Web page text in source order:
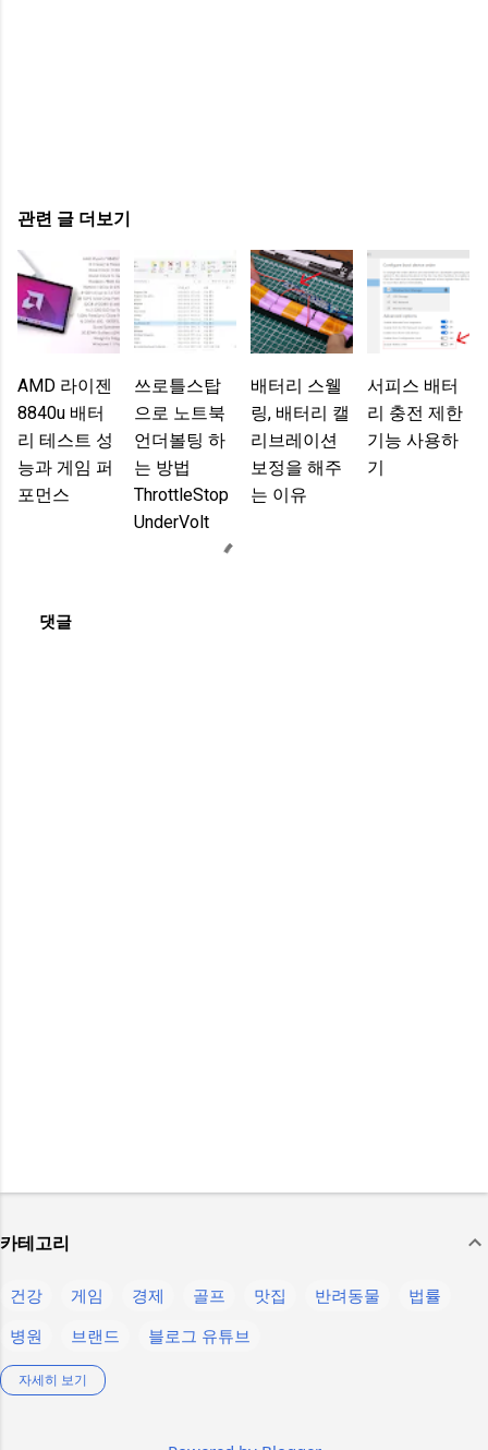
관련 글 더보기
AMD 라이젠
8840u 배터
리 테스트 성
능과 게임 퍼
포먼스
쓰로틀스탑
으로 노트북
언더볼팅 하
는 방법
ThrottleStop
UnderVolt
배터리 스웰
링, 배터리 캘
리브레이션
보정을 해주
는 이유
서피스 배터
리 충전 제한
기능 사용하
기
댓글
카테고리
건강 게임 경제 골프 맛집 반려동물
법률
병원
브랜드
블로그 유튜브
생활정보
스마트폰
자세히 보기